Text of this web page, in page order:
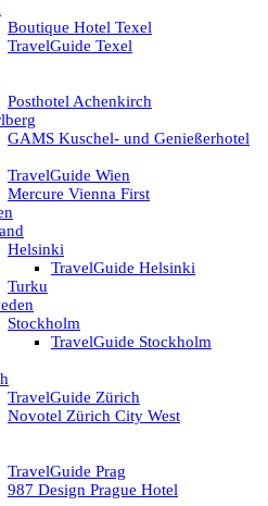
Boutique Hotel Texel
TravelGuide Texel
Posthotel Achenkirch
GAMS Kuschel- und Genießerhotel
TravelGuide Wien
Mercure Vienna First
Helsinki
TravelGuide Helsinki
Turku
Stockholm
TravelGuide Stockholm
TravelGuide Zürich
Novotel Zürich City West
TravelGuide Prag
987 Design Prague Hotel